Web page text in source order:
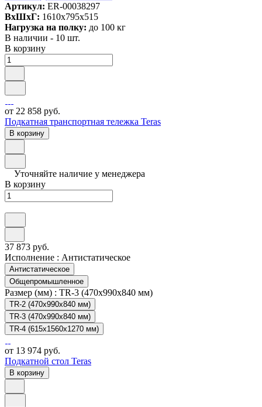
Артикул: ER-00038297
ВxШxГ: 1610x795x515
Нагрузка на полку: до 100 кг
В наличии - 10 шт.
В корзину
от 22 858 руб.
Подкатная транспортная тележка Teras
В корзину
Уточняйте наличие у менеджера
В корзину
37 873 руб.
Исполнение : Антистатическое
Антистатическое
Общепромышленное
Размер (мм) : TR-3 (470х990х840 мм)
TR-2 (470х990х840 мм)
TR-3 (470х990х840 мм)
TR-4 (615x1560x1270 мм)
от 13 974 руб.
Подкатной стол Teras
В корзину